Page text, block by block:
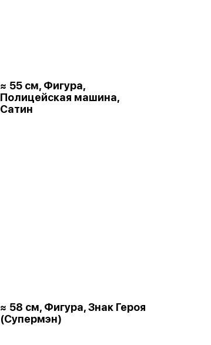
≈ 55 см, Фигура,
Полицейская машина,
Сатин
≈ 58 см, Фигура, Знак Героя
(Супермэн)